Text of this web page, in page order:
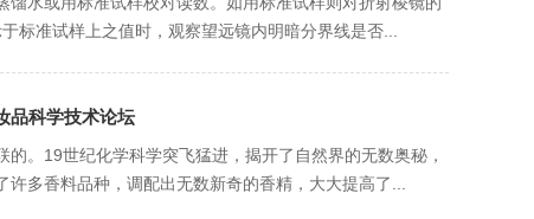
标准试样上之值时，观察望远镜内明暗分界线是否...
品科学技术论坛
。19世纪化学科学突飞猛进，揭开了自然界的无数奥秘，
多香料品种，调配出无数新奇的香精，大大提高了...